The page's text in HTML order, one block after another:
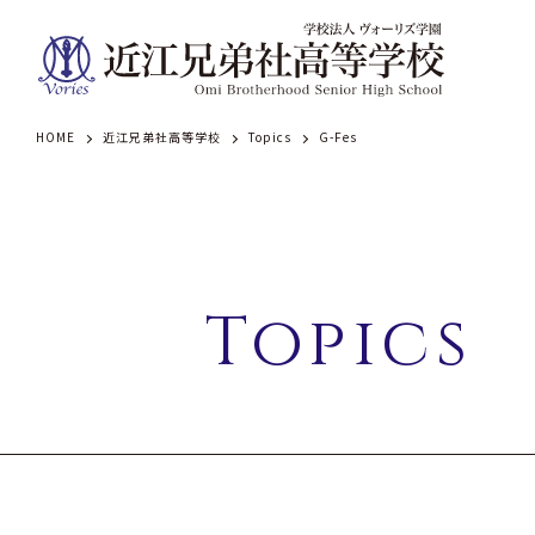
建学の精神・学園訓（学
歴史（学園）
HOME 近江兄弟社高等学校 Topics G-Fes
Topics